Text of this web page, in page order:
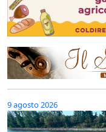
9 agosto 2026